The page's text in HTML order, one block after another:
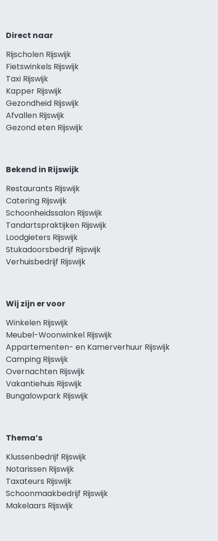
Direct naar
Rijscholen Rijswijk
Fietswinkels Rijswijk
Taxi Rijswijk
Kapper Rijswijk
Gezondheid Rijswijk
Afvallen Rijswijk
Gezond eten Rijswijk
Bekend in Rijswijk
Restaurants Rijswijk
Catering Rijswijk
Schoonheidssalon Rijswijk
Tandartspraktijken Rijswijk
Loodgieters Rijswijk
Stukadoorsbedrijf Rijswijk
Verhuisbedrijf Rijswijk
Wij zijn er voor
Winkelen Rijswijk
Meubel-Woonwinkel Rijswijk
Appartementen- en Kamerverhuur Rijswijk
Camping Rijswijk
Overnachten Rijswijk
Vakantiehuis Rijswijk
Bungalowpark Rijswijk
Thema’s
Klussenbedrijf Rijswijk
Notarissen Rijswijk
Taxateurs Rijswijk
Schoonmaakbedrijf Rijswijk
Makelaars Rijswijk